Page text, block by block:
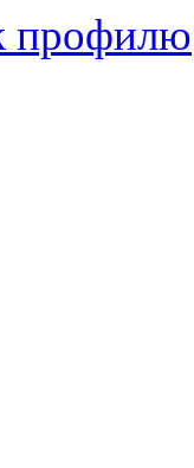
профилю